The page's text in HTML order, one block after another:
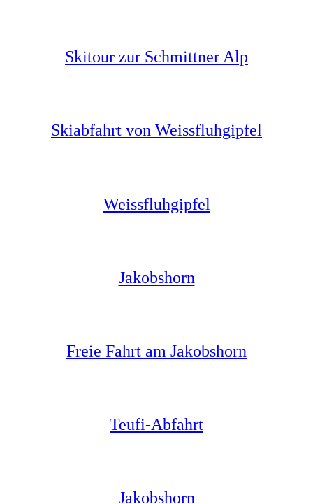
Skitour zur Schmittner Alp
Skiabfahrt von Weissfluhgipfel
Weissfluhgipfel
Jakobshorn
Freie Fahrt am Jakobshorn
Teufi-Abfahrt
Jakobshorn